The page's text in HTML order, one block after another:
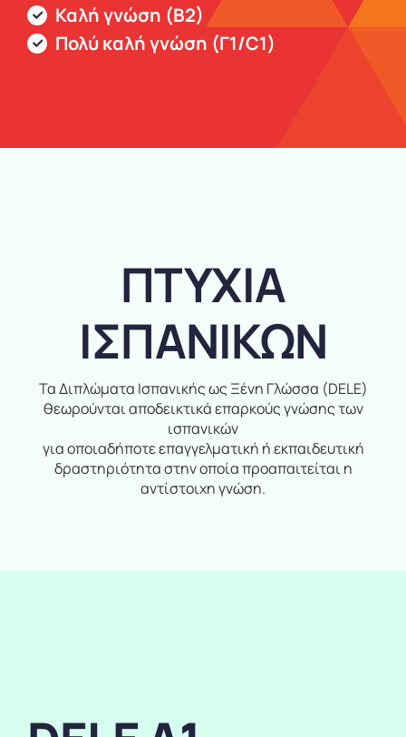
Καλή γνώση (Β2)
Πολύ καλή γνώση (Γ1/C1)
ΠΤΥΧΙΑ
ΙΣΠΑΝΙΚΩΝ
Τα Διπλώματα Ισπανικής ως Ξένη Γλώσσα (DELE)
θεωρούνται αποδεικτικά επαρκούς γνώσης των
ισπανικών
για οποιαδήποτε επαγγελματική ή εκπαιδευτική
δραστηριότητα στην οποία προαπαιτείται η
αντίστοιχη γνώση.